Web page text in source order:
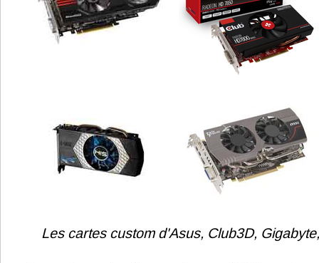
Les cartes custom d'Asus, Club3D,